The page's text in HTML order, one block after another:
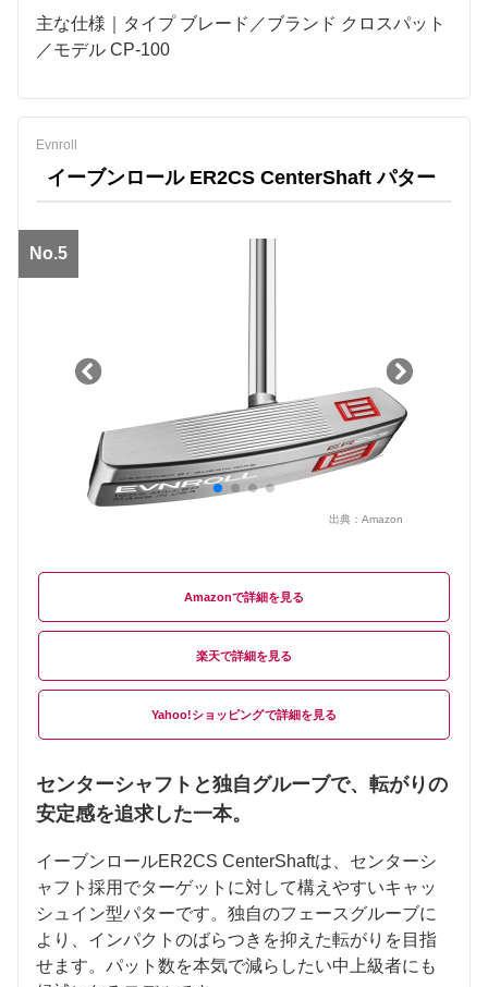
主な仕様｜タイプ ブレード／ブランド クロスパット
／モデル CP-100
Evnroll
イーブンロール ER2CS CenterShaft パター
No.5
出典： Amazon
Amazon
楽天
Yahoo!ショッピング
センターシャフトと独自グルーブで、転がりの
安定感を追求した一本。
イーブンロールER2CS CenterShaftは、センターシ
ャフト採用でターゲットに対して構えやすいキャッ
シュイン型パターです。独自のフェースグルーブに
より、インパクトのばらつきを抑えた転がりを目指
せます。パット数を本気で減らしたい中上級者にも